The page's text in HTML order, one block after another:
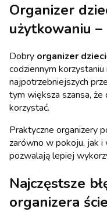
Organizer
użytkowaniu
Dobry organizer
codziennym
najpotrzebniejszych
tym większa szansa, że
korzystać.
Praktyczne organizery
zarówno w pokoju, jak i
pozwalają lepiej
Najczęstsze
organizera